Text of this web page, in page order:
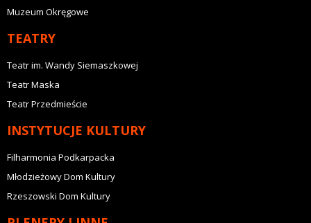
Muzeum Okręgowe
TEATRY
Teatr im. Wandy Siemaszkowej
Teatr Maska
Teatr Przedmieście
INSTYTUCJE KULTURY
Filharmonia Podkarpacka
Młodzieżowy Dom Kultury
Rzeszowski Dom Kultury